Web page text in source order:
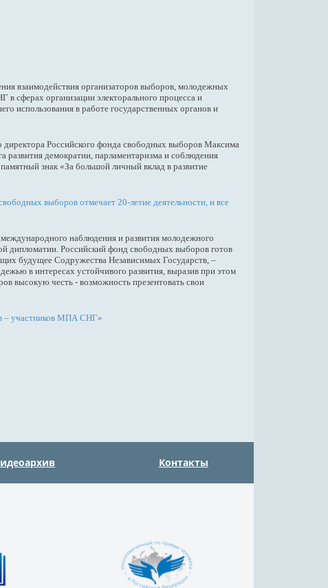
взаимодействия организаторов выборов, молодежных
сферах организации электорального процесса и
использования в работе государственных органов и
Российского фонда свободных выборов Максима
развития демократии, парламентаризма и соблюдения
знак «За большой личный вклад в развитие
выборов отмечает 20-летие деятельности, и все
наблюдения и развития молодежного
дипломатии. Российский фонд свободных выборов готов
будущее Содружества Независимых Государств, –
в интересах устойчивого развития, выразив при этом
высокую честь - возможность презентовать свои
– участников МПА СНГ»
Контакты